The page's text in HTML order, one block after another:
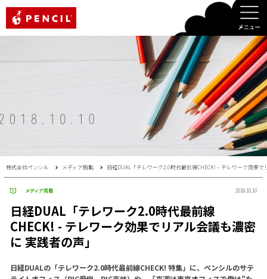
株式会社ペンシル メディア掲載 日経DUAL「テレワーク2.0時代最前線CHECK! – テレワーク効果
メディア掲載 2018.10.10
日経DUAL「テレワーク2.0時代最前線
CHECK! - テレワーク効果でリアル会議も濃密
に 実践者の声」
日経DUALの「テレワーク2.0時代最前線CHECK! 特集」に、ペンシルのサテ